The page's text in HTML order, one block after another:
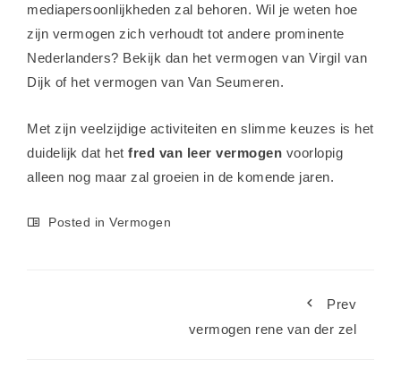
mediapersoonlijkheden zal behoren. Wil je weten hoe
zijn vermogen zich verhoudt tot andere prominente
Nederlanders? Bekijk dan het vermogen van Virgil van
Dijk of het vermogen van Van Seumeren.
Met zijn veelzijdige activiteiten en slimme keuzes is het
duidelijk dat het fred van leer vermogen voorlopig
alleen nog maar zal groeien in de komende jaren.
Posted in Vermogen
Prev
vermogen rene van der zel